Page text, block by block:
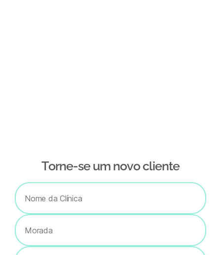
Тorne-se um novo cliente